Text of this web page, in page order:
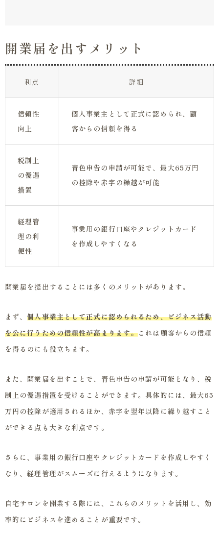
開業届を出すメリット
利点 詳細
信頼性
向上
個人事業主として正式に認められ、顧
客からの信頼を得る
税制上
の優遇
措置
青色申告の申請が可能で、最大65万円
の控除や赤字の繰越が可能
経理管
理の利
便性
事業用の銀行口座やクレジットカード
を作成しやすくなる
開業届を提出することには多くのメリットがあります。
まず、個人事業主として正式に認められるため、ビジネス活動
を公に行うための信頼性が高まります。これは顧客からの信頼
を得るのにも役立ちます。
また、開業届を出すことで、青色申告の申請が可能となり、税
制上の優遇措置を受けることができます。具体的には、最大65
万円の控除が適用されるほか、赤字を翌年以降に繰り越すこと
ができる点も大きな利点です。
さらに、事業用の銀行口座やクレジットカードを作成しやすく
なり、経理管理がスムーズに行えるようになります。
自宅サロンを開業する際には、これらのメリットを活用し、効
率的にビジネスを進めることが重要です。